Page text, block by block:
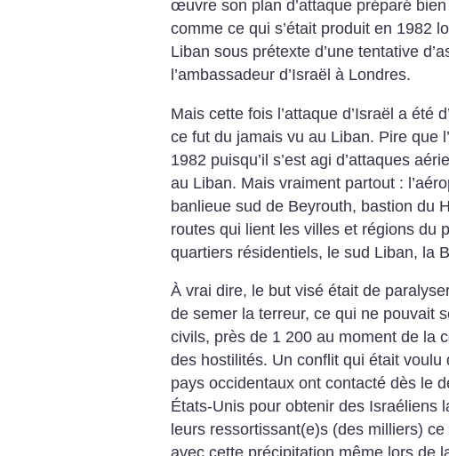
œuvre son plan d’attaque préparé
comme ce qui s’était produit en 1982
Liban sous prétexte d’une tentative
l’ambassadeur d’Israël à Londres.
Mais cette fois l’attaque d’Israël a été
ce fut du jamais vu au Liban. Pire que
1982 puisqu’il s’est agi d’attaques
au Liban. Mais vraiment partout :
banlieue sud de Beyrouth, bastion du
routes qui lient les villes et régions du
quartiers résidentiels, le sud Liban, la
À vrai dire, le but visé était de
de semer la terreur, ce qui ne pouvait
civils, près de 1 200 au moment de la
des hostilités. Un conflit qui était
pays occidentaux ont contacté dès le
États-Unis pour obtenir des Israéliens
leurs ressortissant(e)s (des milliers)